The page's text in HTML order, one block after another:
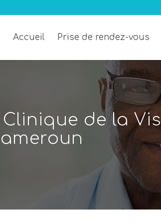
Accueil Prise de rendez-vous
de la